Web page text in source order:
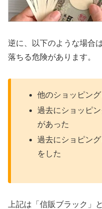
逆に、以下のような場合
落ちる危険があります。
他のショッピン
過去にショッピ
があった
過去にショピン
をした
上記は「信販ブラック」